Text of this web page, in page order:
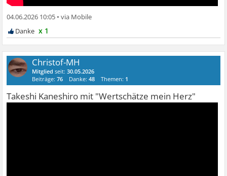
04.06.2026 10:05 •
x 1
Christof-MH
Mitglied seit:30.05.2026
Beiträge:76 Danke:48 Themen: 1
Takeshi Kaneshiro mit "Wertschätze mein Herz"